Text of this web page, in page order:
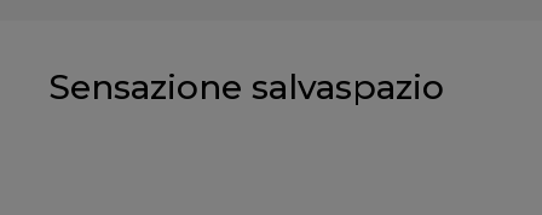
Sensazione salvaspazio